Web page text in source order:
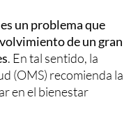
un problema que
de un gran
. En tal sentido, la
(OMS) recomienda la
en el bienestar